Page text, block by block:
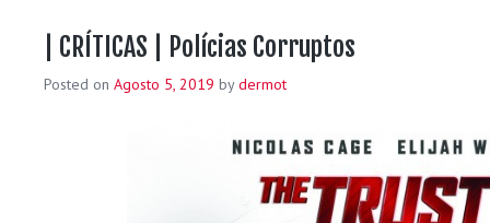
| CRÍTICAS | Polícias Corruptos
Posted on Agosto 5, 2019 bydermot